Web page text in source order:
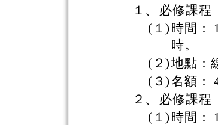
１、
必修課程
(１) 時間：
時。
(２)地點：
(３)名額：
２、
必修課程
(１) 時間：